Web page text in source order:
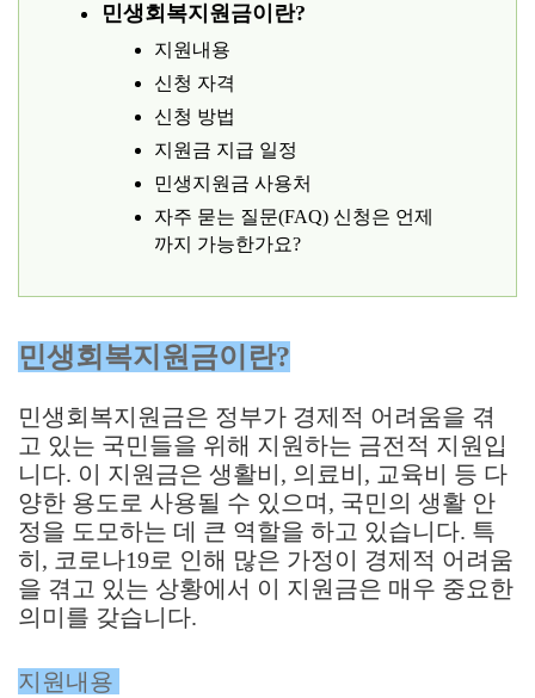
민생회복지원금이란?
지원내용
신청 자격
신청 방법
지원금 지급 일정
민생지원금 사용처
자주 묻는 질문(FAQ) 신청은 언제
까지 가능한가요?
민생회복지원금이란?
민생회복지원금은 정부가 경제적 어려움을 겪
고 있는 국민들을 위해 지원하는 금전적 지원입
니다. 이 지원금은 생활비, 의료비, 교육비 등 다
양한 용도로 사용될 수 있으며, 국민의 생활 안
정을 도모하는 데 큰 역할을 하고 있습니다. 특
히, 코로나19로 인해 많은 가정이 경제적 어려움
을 겪고 있는 상황에서 이 지원금은 매우 중요한
의미를 갖습니다.
지원내용